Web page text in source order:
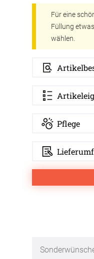
Für eine
Füllung
wählen.
Pflege